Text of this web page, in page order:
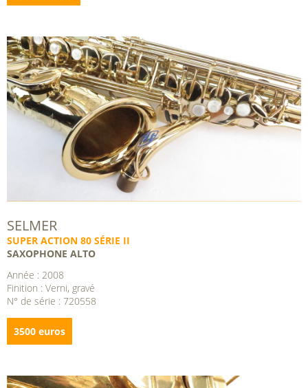
SELMER
SUPER ACTION 80 SÉRIE II
SAXOPHONE ALTO
Année : 2008
Finition : Verni, gravé
N° de série : 720558
3500 euros